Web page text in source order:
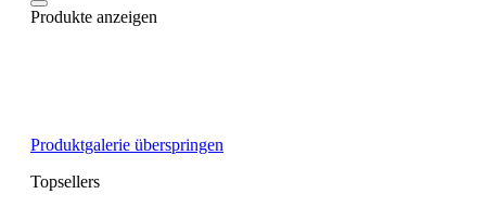
Produkte anzeigen
Produktgalerie überspringen
Topsellers